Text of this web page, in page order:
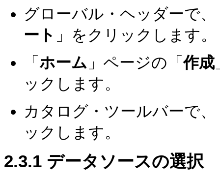
グローバル・ヘッダーで、
ート 」をクリックします。
「 ホーム 」ページの「作成
ックします。
カタログ・ツールバーで、
ックします。
2.3.1 データソースの選択